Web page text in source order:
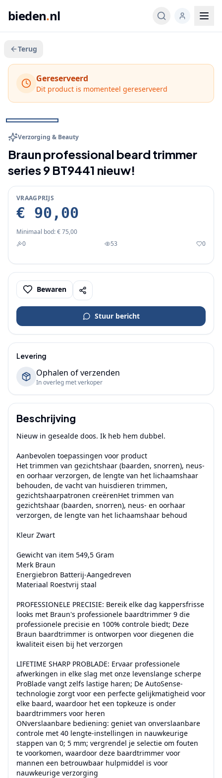
bieden.nl
Terug
Gereserveerd
Dit product is momenteel gereserveerd
1/3
Veeg voor meer
Verzorging & Beauty
Braun professional beard trimmer
series 9 BT9441 nieuw!
VRAAGPRIJS
€ 90,00
Minimaal bod:€ 75,00
0
53 0
Bewaren
Stuur bericht
Levering
Ophalen of verzenden
In overleg met verkoper
Beschrijving
Nieuw in gesealde doos. Ik heb hem dubbel.
Aanbevolen toepassingen voor product
Het trimmen van gezichtshaar (baarden, snorren), neus-
en oorhaar verzorgen, de lengte van het lichaamshaar
behouden, de vacht van huisdieren trimmen,
gezichtshaarpatronen creërenHet trimmen van
gezichtshaar (baarden, snorren), neus- en oorhaar
verzorgen, de lengte van het lichaamshaar behoud
Kleur Zwart
Gewicht van item 549,5 Gram
Merk Braun
Energiebron Batterij-Aangedreven
Materiaal Roestvrij staal
PROFESSIONELE PRECISIE: Bereik elke dag kappersfrisse
looks met Braun's professionele baardtrimmer 9 die
professionele precisie en 100% controle biedt; Deze
Braun baardtrimmer is ontworpen voor diegenen die
kwaliteit eisen bij het verzorgen
LIFETIME SHARP PROBLADE: Ervaar professionele
afwerkingen in elke slag met onze levenslange scherpe
ProBlade vangt zelfs lastige haren; De AutoSense-
technologie zorgt voor een perfecte gelijkmatigheid voor
elke baard, waardoor het een topkeuze is onder
baardtrimmers voor heren
ONverslaanbare bediening: geniet van onverslaanbare
controle met 40 lengte-instellingen in nauwkeurige
stappen van 0; 5 mm; vergrendel je selectie om fouten
te voorkomen, waardoor deze baardtrimmer voor
mannen een betrouwbaar hulpmiddel is voor
nauwkeurige verzorging